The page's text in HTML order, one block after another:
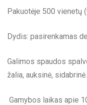
Pakuotėje 500 vienetų
Dydis: pasirenkamas
Galimos spaudos
žalia, auksinė, sidabrinė.
Gamybos laikas apie